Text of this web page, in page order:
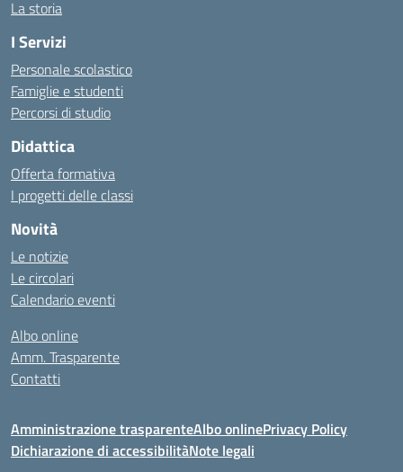
La storia
I Servizi
Personale scolastico
Famiglie e studenti
Percorsi di studio
Didattica
Offerta formativa
I progetti delle classi
Novità
Le notizie
Le circolari
Calendario eventi
Albo online
Amm. Trasparente
Contatti
Amministrazione trasparenteAlbo onlinePrivacy Policy
Dichiarazione di accessibilitàNote legali